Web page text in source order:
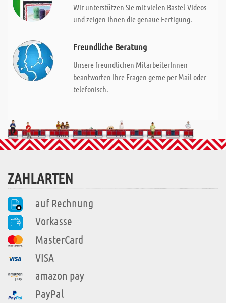
Wir unterstützen Sie mit vielen Bastel-Videos
und zeigen Ihnen die genaue Fertigung.
Freundliche Beratung
Unsere freundlichen MitarbeiterInnen
beantworten Ihre Fragen gerne per Mail oder
telefonisch.
ZAHLARTEN
auf Rechnung
Vorkasse
MasterCard
VISA
amazon pay
PayPal